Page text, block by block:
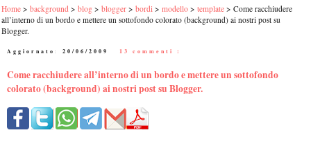
Home background blog blogger bordi modello template
Come racchiudere
all’interno di un bordo e mettere un sottofondo colorato (background) ai nostri post su
Blogger.
Aggiornato: 20/06/2009 13 commenti :
Come racchiudere all’interno di un bordo e mettere un sottofondo
colorato (background) ai nostri post su Blogger.